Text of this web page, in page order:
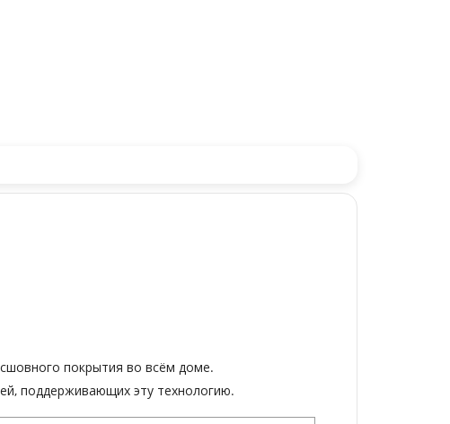
покрытия во всём доме.
поддерживающих эту технологию.